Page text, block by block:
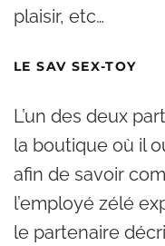
plaisir, etc…
LE SAV SEX-TOY
L’un des deux
la boutique où il
afin de savoir
l’employé zélé
le partenaire